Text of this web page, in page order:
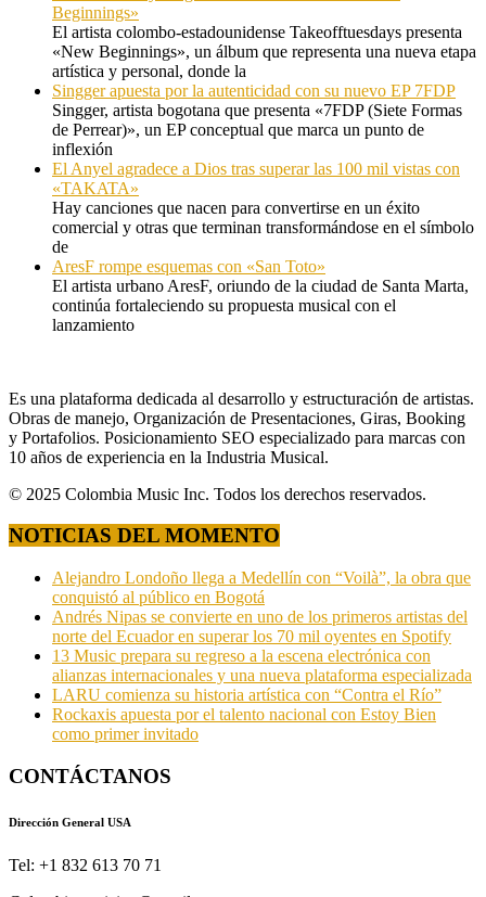
Beginnings»
El artista colombo-estadounidense Takeofftuesdays presenta
«New Beginnings», un álbum que representa una nueva etapa
artística y personal, donde la
Singger apuesta por la autenticidad con su nuevo EP 7FDP
Singger, artista bogotana que presenta «7FDP (Siete Formas
de Perrear)», un EP conceptual que marca un punto de
inflexión
El Anyel agradece a Dios tras superar las 100 mil vistas con
«TAKATA»
Hay canciones que nacen para convertirse en un éxito
comercial y otras que terminan transformándose en el símbolo
de
AresF rompe esquemas con «San Toto»
El artista urbano AresF, oriundo de la ciudad de Santa Marta,
continúa fortaleciendo su propuesta musical con el
lanzamiento
Es una plataforma dedicada al desarrollo y estructuración de artistas.
Obras de manejo, Organización de Presentaciones, Giras, Booking
y Portafolios. Posicionamiento SEO especializado para marcas con
10 años de experiencia en la Industria Musical.
© 2025 Colombia Music Inc. Todos los derechos reservados.
NOTICIAS DEL MOMENTO
Alejandro Londoño llega a Medellín con “Voilà”, la obra que
conquistó al público en Bogotá
Andrés Nipas se convierte en uno de los primeros artistas del
norte del Ecuador en superar los 70 mil oyentes en Spotify
13 Music prepara su regreso a la escena electrónica con
alianzas internacionales y una nueva plataforma especializada
LARU comienza su historia artística con “Contra el Río”
Rockaxis apuesta por el talento nacional con Estoy Bien
como primer invitado
CONTÁCTANOS
Dirección General USA
Tel: +1 832 613 70 71